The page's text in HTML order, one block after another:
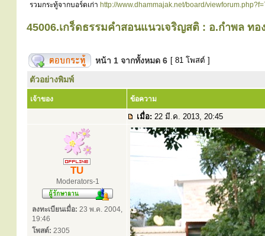
รวมกระทู้จากบอร์ดเก่า http://www.dhammajak.net/board/
45006.เกร็ดธรรมคำสอนแนวเจริญสติ : อ.กำพล ท
หน้า 1 จากทั้งหมด 6 [ 81 โพสต์ ]
ตัวอย่างพิมพ์
เจ้าของ ข้อความ
เมื่อ: 22 มี.ค. 2013, 20:45
TU
Moderators-1
ลงทะเบียนเมื่อ: 23 พ.ค. 2004,
19:46
โพสต์: 2305